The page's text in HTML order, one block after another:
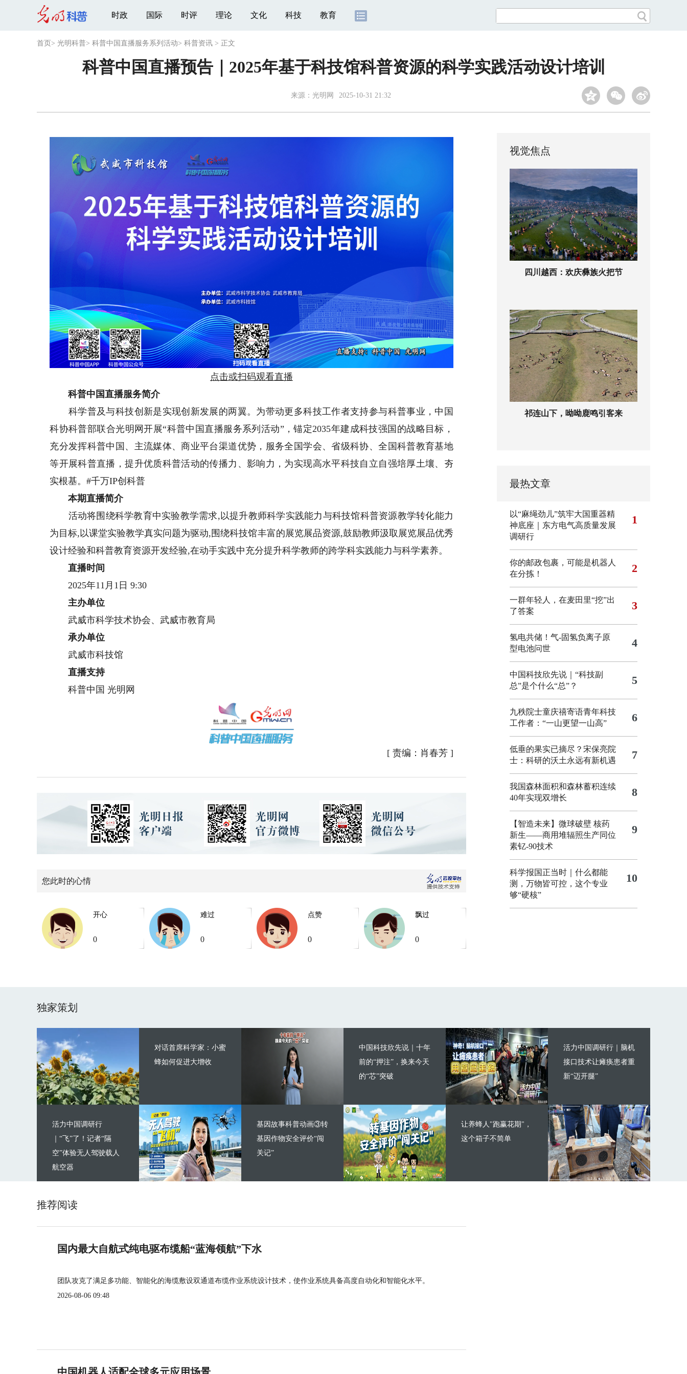
时政 国际 时评 理论 文化 科技 教育
首页 > 光明科普> 科普中国直播服务系列活动> 科普资讯 > 正文
科普中国直播预告｜2025年基于科技馆科普资源的科学实践活动设计培训
来源： 光明网 2025-10-31 21:32
点击或扫码观看直播
科普中国直播服务简介
科学普及与科技创新是实现创新发展的两翼。为带动更多科技工作者支持参与科普事业，中国
科协科普部联合光明网开展“科普中国直播服务系列活动”，锚定2035年建成科技强国的战略目标，
充分发挥科普中国、主流媒体、商业平台渠道优势，服务全国学会、省级科协、全国科普教育基地
等开展科普直播，提升优质科普活动的传播力、影响力，为实现高水平科技自立自强培厚土壤、夯
实根基。#千万IP创科普
本期直播简介
活动将围绕科学教育中实验教学需求,以提升教师科学实践能力与科技馆科普资源教学转化能力
为目标,以课堂实验教学真实问题为驱动,围绕科技馆丰富的展览展品资源,鼓励教师汲取展览展品优秀
设计经验和科普教育资源开发经验,在动手实践中充分提升科学教师的跨学科实践能力与科学素养。
直播时间
2025年11月1日 9:30
主办单位
武威市科学技术协会、武威市教育局
承办单位
武威市科技馆
直播支持
科普中国 光明网
[ 责编：肖春芳 ]
您此时的心情
开心
0
难过
0
点赞
0
飘过
0
视觉焦点
四川越西：欢庆彝族火把节
祁连山下，呦呦鹿鸣引客来
最热文章
以“麻绳劲儿”筑牢大国重器精
神底座｜东方电气高质量发展
调研行
1
你的邮政包裹，可能是机器人
在分拣！
2
一群年轻人，在麦田里“挖”出
了答案
3
氢电共储！气-固氢负离子原
型电池问世
4
中国科技欣先说｜“科技副
总”是个什么“总”？
5
九秩院士童庆禧寄语青年科技
工作者：“一山更望一山高”
6
低垂的果实已摘尽？宋保亮院
士：科研的沃土永远有新机遇
7
我国森林面积和森林蓄积连续
40年实现双增长
8
【智造未来】微球破壁 核药
新生——商用堆辐照生产同位
素钇-90技术
9
科学报国正当时｜什么都能
测，万物皆可控，这个专业
够“硬核”
10
独家策划
对话首席科学家：小蜜
蜂如何促进大增收
活力中国调研行
｜“飞”了！记者“隔
空”体验无人驾驶载人
航空器
中国科技欣先说｜十年
前的“押注”，换来今天
的“芯”突破
基因故事科普动画③转
基因作物安全评价“闯
关记”
活力中国调研行｜脑机
接口技术让瘫痪患者重
新“迈开腿”
让养蜂人"跑赢花期"，
这个箱子不简单
推荐阅读
国内最大自航式纯电驱布缆船“蓝海领航”下水
团队攻克了满足多功能、智能化的海缆敷设双通道布缆作业系统设计技术，使作业系统具备高度自动化和智能化水平。
2026-08-06 09:48